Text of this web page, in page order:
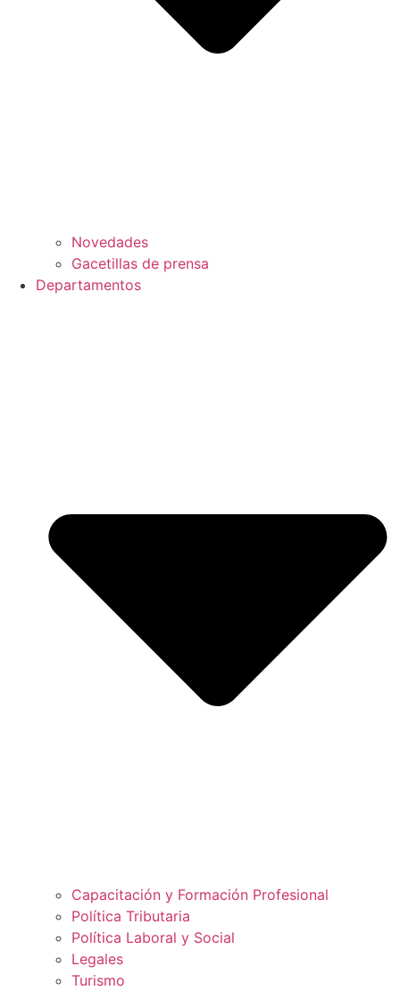
Novedades
Gacetillas de prensa
Departamentos
Capacitación y Formación Profesional
Política Tributaria
Política Laboral y Social
Legales
Turismo